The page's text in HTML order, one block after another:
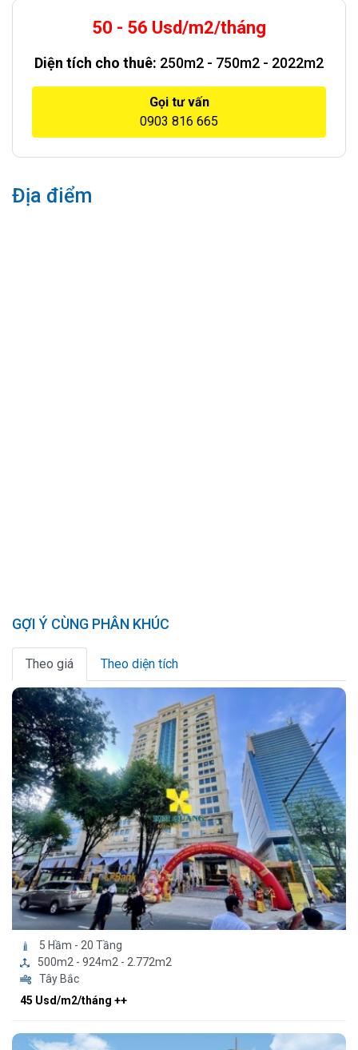
50 - 56 Usd/m2/tháng
Diện tích cho thuê: 250m2 - 750m2 - 2022m2
Gọi tư vấn
0903 816 665
Địa điểm
GỢI Ý CÙNG PHÂN KHÚC
Theo giá Theo diện tích
5 Hầm - 20 Tầng
500m2 - 924m2 - 2.772m2
Tây Bắc
45 Usd/m2/tháng ++